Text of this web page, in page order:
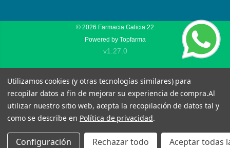
© 2026 Farmacia Galicia 22
Powered by Topfarma
v1.27.0
Utilizamos cookies (y otras tecnologías similares) para
recopilar datos a fin de mejorar su experiencia de compra.Al
utilizar nuestro sitio web, acepta la recopilación de datos tal y
como se describe en Política de privacidad.
Configuración Rechazar todo Aceptar todas